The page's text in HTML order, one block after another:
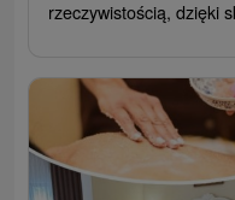
rzeczywistością, dzięki